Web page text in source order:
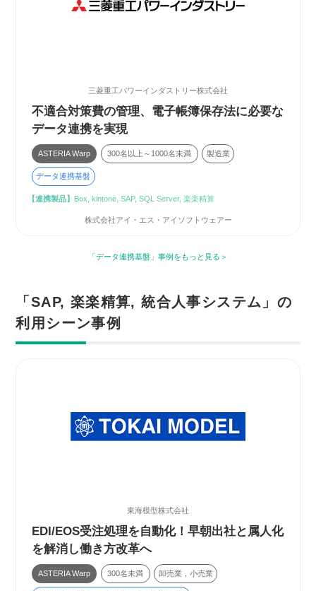
三菱重工パワーインダストリー株式会社
不適合対策費の管理、電子帳簿保存法に必要な
データ連携を実現
ASTERIA Warp 300名以上～1000名未満 製造業
データ連携基盤
【連携製品】 Box, kintone, SAP, SQL Server, 楽楽精算
株式会社アイ・エス・アイソフトウェアー
「データ連携基盤」事例をもっと見る
「SAP, 楽楽精算, 統合人事システム」の
利用シーン事例
東海模型株式会社
EDI/EOS受注処理を自動化！早朝出社と属人化
を解消し働き方改革へ
ASTERIA Warp 300名未満 卸売業，小売業